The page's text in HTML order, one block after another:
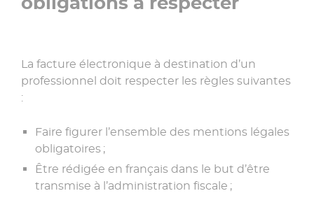
La facture électronique à destination d’un
professionnel doit respecter les règles suivantes
:
Faire figurer l’ensemble des mentions légales
obligatoires ;
Être rédigée en français dans le but d’être
transmise à l’administration fiscale ;